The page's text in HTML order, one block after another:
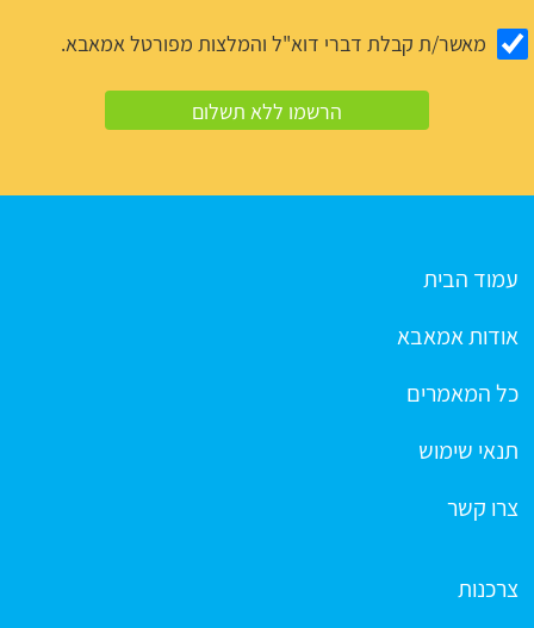
מאשר/ת קבלת דברי דוא"ל והמלצות מפורטל אמאבא.
עמוד הבית
אודות אמאבא
כל המאמרים
תנאי שימוש
צרו קשר
צרכנות